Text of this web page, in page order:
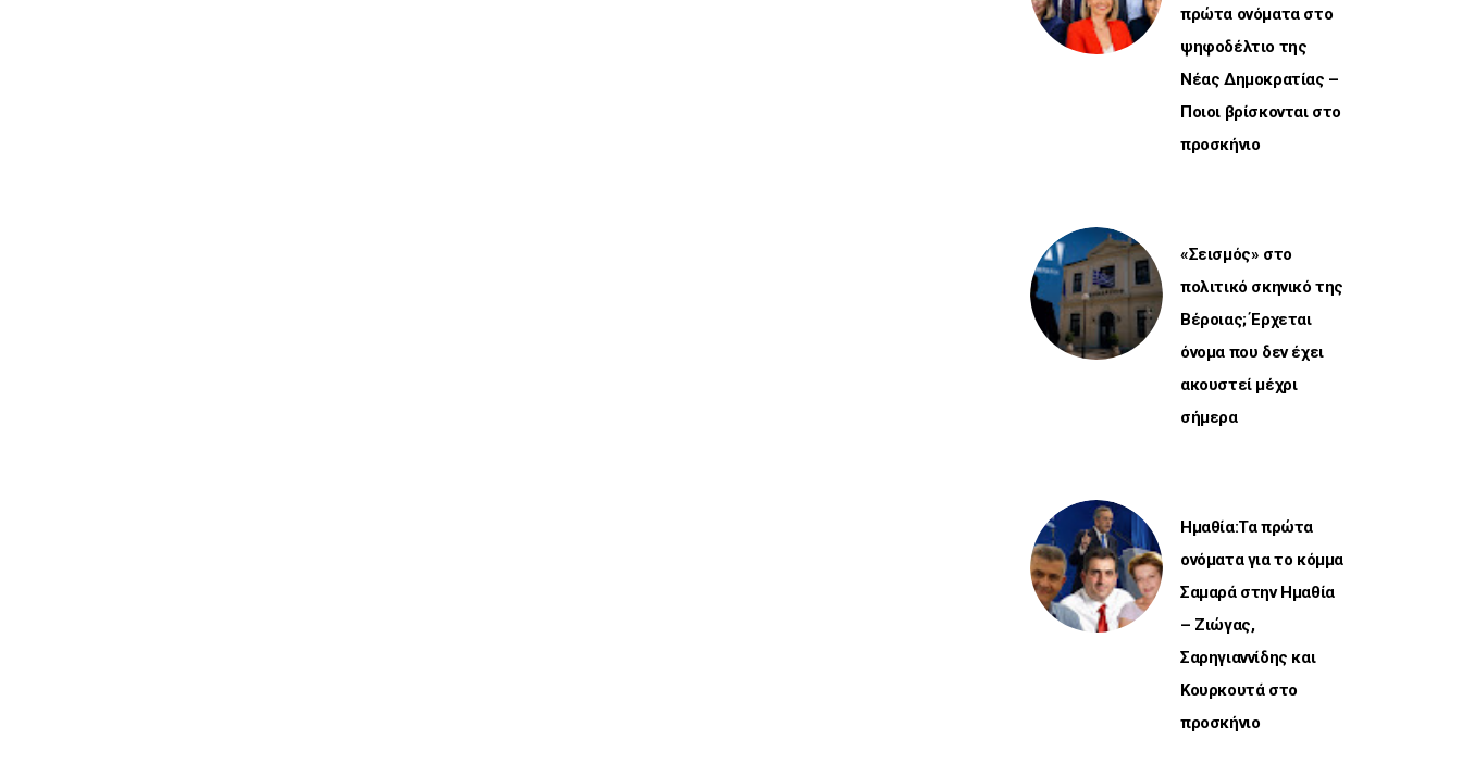
πρώτα ονόματα στο
ψηφοδέλτιο της
Νέας Δημοκρατίας –
Ποιοι βρίσκονται στο
προσκήνιο
«Σεισμός» στο
πολιτικό σκηνικό της
Βέροιας; Έρχεται
όνομα που δεν έχει
ακουστεί μέχρι
σήμερα
Ημαθία:Τα πρώτα
ονόματα για το κόμμα
Σαμαρά στην Ημαθία
– Ζιώγας,
Σαρηγιαννίδης και
Κουρκουτά στο
προσκήνιο